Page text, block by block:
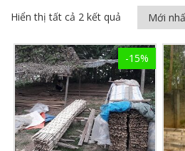
Hiển thị tất cả 2 kết quả
-15%